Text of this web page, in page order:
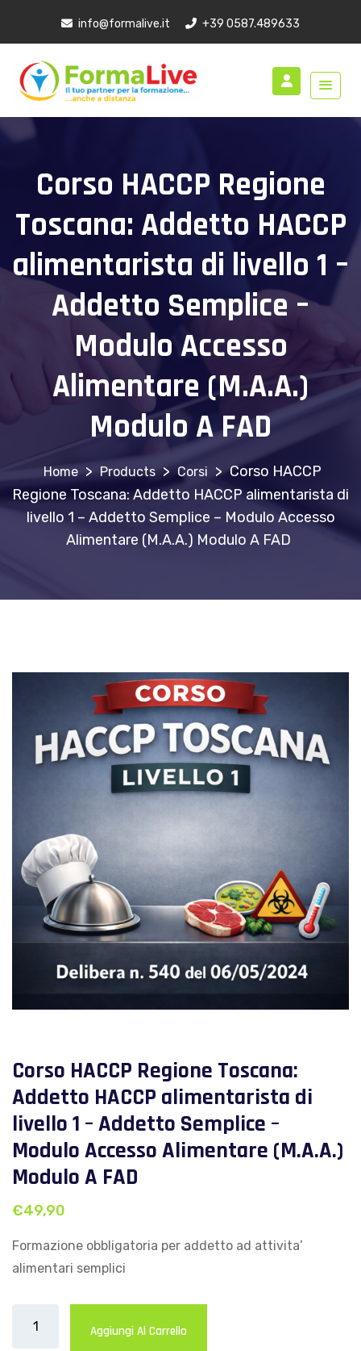
info@formalive.it +39 0587.489633
Corso HACCP Regione
Toscana: Addetto HACCP
alimentarista di livello 1 –
Addetto Semplice –
Modulo Accesso
Alimentare (M.A.A.)
Modulo A FAD
> Products > Corsi > Corso HACCP
Regione Toscana: Addetto HACCP alimentarista di
livello 1 – Addetto Semplice – Modulo Accesso
Alimentare (M.A.A.) Modulo A FAD
Corso HACCP Regione Toscana:
Addetto HACCP alimentarista di
livello 1 – Addetto Semplice –
Modulo Accesso Alimentare (M.A.A.)
Modulo A FAD
€49,90
Formazione obbligatoria per addetto ad attivita’
alimentari semplici
Aggiungi Al Carrello
Toscana:
alimentarista
di
–
Addetto
Semplice
Modulo
Alimentare
(M.A.A.)
Modulo
A
FAD
quantity